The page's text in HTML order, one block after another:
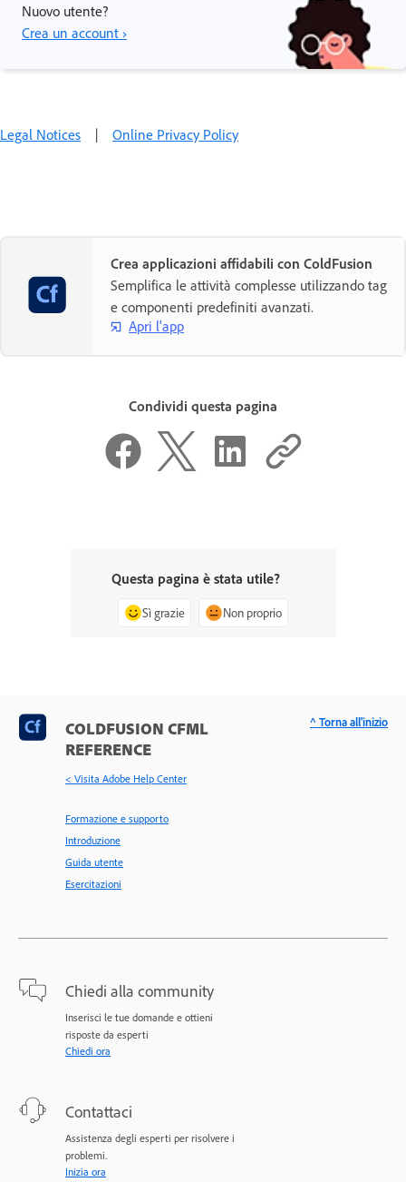
Nuovo utente?
Crea un account ›
Legal Notices | Online Privacy Policy
Crea applicazioni affidabili con ColdFusion
Semplifica le attività complesse utilizzando tag
e componenti predefiniti avanzati.
Apri l'app
Condividi questa pagina
Questa pagina è stata utile?
Sì grazie Non proprio
COLDFUSION CFML
REFERENCE
< Visita Adobe Help Center
Formazione e supporto
Introduzione
Guida utente
Esercitazioni
Chiedi alla community
Inserisci le tue domande e ottieni
risposte da esperti
Chiedi ora
Contattaci
Assistenza degli esperti per risolvere i
problemi.
Inizia ora
^ Torna all'inizio